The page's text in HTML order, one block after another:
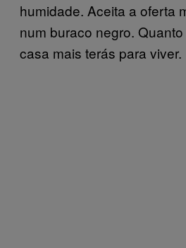
humidade. Aceita a oferta
num buraco negro.
casa mais terás para viver.